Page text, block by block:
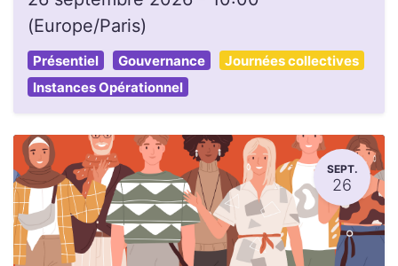
(Europe/Paris)
Présentiel Gouvernance
Journées collectives
Instances Opérationnel
SEPT.
26